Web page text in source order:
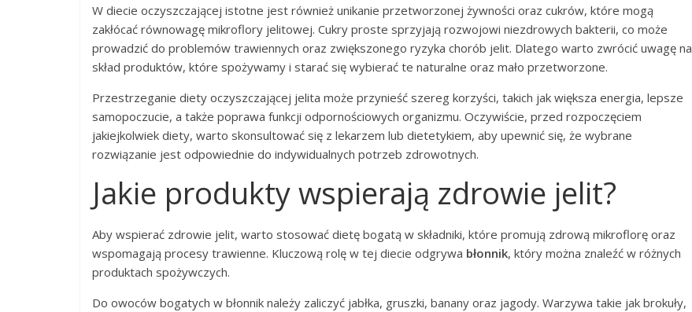
W diecie oczyszczającej istotne jest również unikanie przetworzonej żywności oraz cukrów, które mogą
zakłócać równowagę mikroflory jelitowej. Cukry proste sprzyjają rozwojowi niezdrowych bakterii, co może
prowadzić do problemów trawiennych oraz zwiększonego ryzyka chorób jelit. Dlatego warto zwrócić uwagę na
skład produktów, które spożywamy i starać się wybierać te naturalne oraz mało przetworzone.
Przestrzeganie diety oczyszczającej jelita może przynieść szereg korzyści, takich jak większa energia, lepsze
samopoczucie, a także poprawa funkcji odpornościowych organizmu. Oczywiście, przed rozpoczęciem
jakiejkolwiek diety, warto skonsultować się z lekarzem lub dietetykiem, aby upewnić się, że wybrane
rozwiązanie jest odpowiednie do indywidualnych potrzeb zdrowotnych.
Jakie produkty wspierają zdrowie jelit?
Aby wspierać zdrowie jelit, warto stosować dietę bogatą w składniki, które promują zdrową mikroflorę oraz
wspomagają procesy trawienne. Kluczową rolę w tej diecie odgrywa błonnik, który można znaleźć w różnych
produktach spożywczych.
Do owoców bogatych w błonnik należy zaliczyć jabłka, gruszki, banany oraz jagody. Warzywa takie jak brokuły,